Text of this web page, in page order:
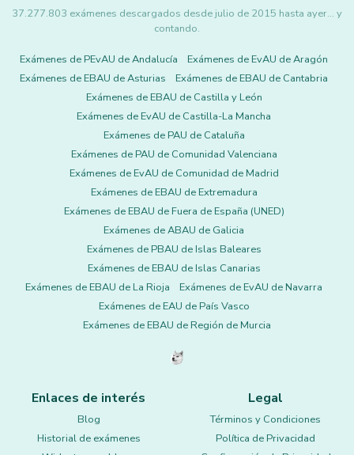
37.277.803 exámenes descargados desde julio de 2015 hasta ayer... y
contando.
Exámenes de PEvAU de Andalucía
Exámenes de EvAU de Aragón
Exámenes de EBAU de Asturias
Exámenes de EBAU de Cantabria
Exámenes de EBAU de Castilla y León
Exámenes de EvAU de Castilla-La Mancha
Exámenes de PAU de Cataluña
Exámenes de PAU de Comunidad Valenciana
Exámenes de EvAU de Comunidad de Madrid
Exámenes de EBAU de Extremadura
Exámenes de EBAU de Fuera de España (UNED)
Exámenes de ABAU de Galicia
Exámenes de PBAU de Islas Baleares
Exámenes de EBAU de Islas Canarias
Exámenes de EBAU de La Rioja
Exámenes de EvAU de Navarra
Exámenes de EAU de País Vasco
Exámenes de EBAU de Región de Murcia
Enlaces de interés
Blog
Historial de exámenes
Legal
Términos y Condiciones
Política de Privacidad